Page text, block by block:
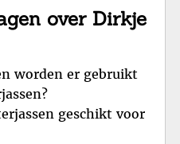
over Dirkje
worden er gebruikt
geschikt voor